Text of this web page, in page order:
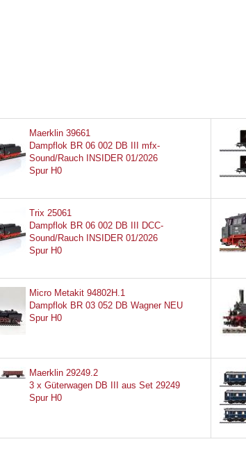
Maerklin 39661
Dampflok BR 06 002 DB III mfx-
Sound/Rauch INSIDER 01/2026
Spur H0
Trix 25061
Dampflok BR 06 002 DB III DCC-
Sound/Rauch INSIDER 01/2026
Spur H0
Micro Metakit 94802H.1
Dampflok BR 03 052 DB Wagner NEU
Spur H0
Maerklin 29249.2
3 x Güterwagen DB III aus Set 29249
Spur H0